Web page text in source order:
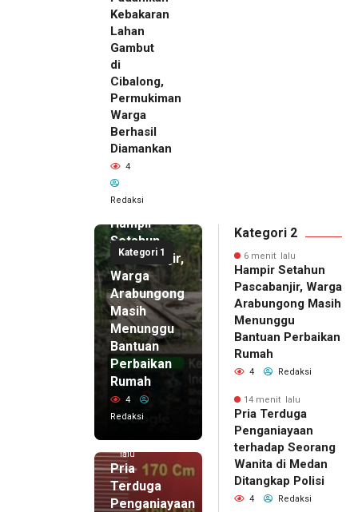
Kebakaran
Lahan
Gambut
di
Cibalong,
Permukiman
Warga
Berhasil
Diamankan
4
Redaksi
Kategori 1
6 menit
Hampir
Setahun
Pascabanjir,
Warga
Arabungong
Masih
Menunggu
Bantuan
Perbaikan
Rumah
4
Redaksi
14 menit
lalu
Pria
Terduga
Penganiayaan
Kategori 2
6 menit lalu
Hampir Setahun
Pascabanjir, Warga
Arabungong Masih
Menunggu
Bantuan Perbaikan
Rumah
4 Redaksi
14 menit lalu
Pria Terduga
Penganiayaan
terhadap Seorang
Wanita di Medan
Ditangkap Polisi
4 Redaksi